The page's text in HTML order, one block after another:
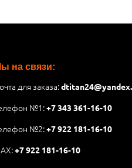
на связи:
для заказа:
№1:+7 343 361-16-10
№2:+7 922 181-16-10
+7 922 181-16-10